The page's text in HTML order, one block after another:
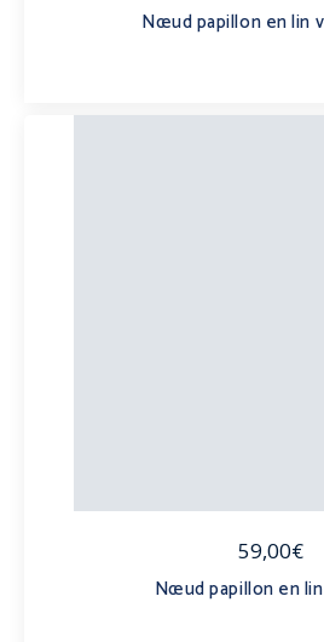
Nœud papillon en lin
59,00€
Nœud papillon en